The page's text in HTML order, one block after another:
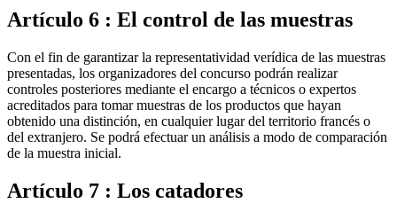
Artículo 6 : El control de las muestras
Con el fin de garantizar la representatividad verídica de las muestras
presentadas, los organizadores del concurso podrán realizar
controles posteriores mediante el encargo a técnicos o expertos
acreditados para tomar muestras de los productos que hayan
obtenido una distinción, en cualquier lugar del territorio francés o
del extranjero. Se podrá efectuar un análisis a modo de comparación
de la muestra inicial.
Artículo 7 : Los catadores